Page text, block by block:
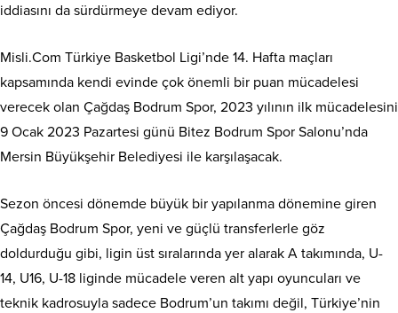
iddiasını da sürdürmeye devam ediyor.
Misli.Com Türkiye Basketbol Ligi’nde 14. Hafta maçları
kapsamında kendi evinde çok önemli bir puan mücadelesi
verecek olan Çağdaş Bodrum Spor, 2023 yılının ilk mücadelesini
9 Ocak 2023 Pazartesi günü Bitez Bodrum Spor Salonu’nda
Mersin Büyükşehir Belediyesi ile karşılaşacak.
Sezon öncesi dönemde büyük bir yapılanma dönemine giren
Çağdaş Bodrum Spor, yeni ve güçlü transferlerle göz
doldurduğu gibi, ligin üst sıralarında yer alarak A takımında, U-
14, U16, U-18 liginde mücadele veren alt yapı oyuncuları ve
teknik kadrosuyla sadece Bodrum’un takımı değil, Türkiye’nin